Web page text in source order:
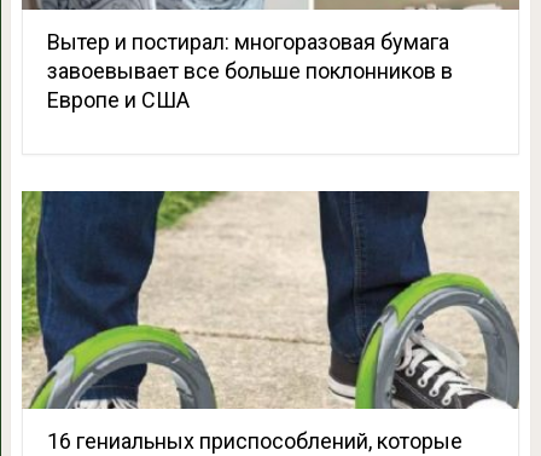
Вытер и постирал: многоразовая бумага
завоевывает все больше поклонников в
Европе и США
16 гениальных приспособлений, которые